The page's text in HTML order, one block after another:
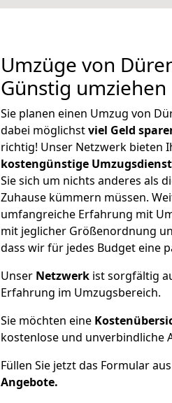
Umzüge von
Günstig umziehen
Sie planen einen Umzug von
dabei möglichstviel Geld
richtig! Unser Netzwerk bieten
kostengünstige
Sie sich um nichts anderes als
Zuhause kümmern müssen.
umfangreiche Erfahrung mit
mit jeglicher Größenordnung
dass wir für jedes Budget eine
Unser Netzwerk ist sorgfältig
Erfahrung im Umzugsbereich.
Sie möchten eine
kostenlose und unverbindliche
Füllen Sie jetzt das Formular
Angebote.